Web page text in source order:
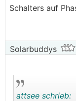
Schalters auf
Solarbuddys
attsee schrieb: